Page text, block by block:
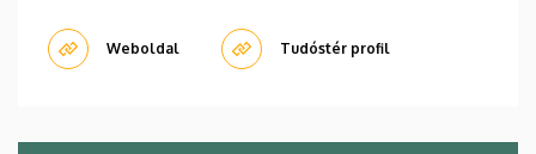
Weboldal Tudóstér profil